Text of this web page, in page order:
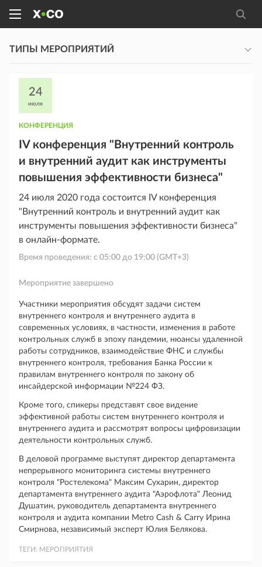
ТИПЫ МЕРОПРИЯТИЙ
24
июля
КОНФЕРЕНЦИЯ
IV конференция "Внутренний контроль
и внутренний аудит как инструменты
повышения эффективности бизнеса"
24 июля 2020 года состоится IV конференция
"Внутренний контроль и внутренний аудит как
инструменты повышения эффективности бизнеса"
в онлайн-формате.
Время проведения: с 05:00 до 19:00 (GMT+3)
Мероприятие завершено
Участники мероприятия обсудят задачи систем
внутреннего контроля и внутреннего аудита в
современных условиях, в частности, изменения в работе
контрольных служб в эпоху пандемии, нюансы удаленной
работы сотрудников, взаимодействие ФНС и службы
внутреннего контроля, требования Банка России к
правилам внутреннего контроля по закону об
инсайдерской информации №224 ФЗ.
Кроме того, спикеры представят свое видение
эффективной работы систем внутреннего контроля и
внутреннего аудита и рассмотрят вопросы цифровизации
деятельности контрольных служб.
В деловой программе выступят директор департамента
непрерывного мониторинга системы внутреннего
контроля "Ростелекома" Максим Сухарин, директор
департамента внутреннего аудита "Аэрофлота" Леонид
Душатин, руководитель департамента внутреннего
контроля и аудита компании Metro Cash & Carry Ирина
Смирнова, независимый эксперт Юлия Белякова.
ТЕГИ: МЕРОПРИЯТИЯ